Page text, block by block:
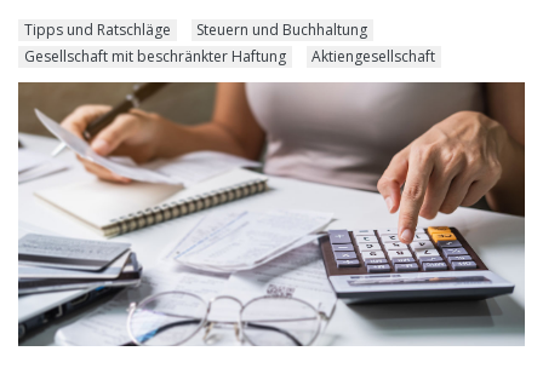
Tipps und Ratschläge
Steuern und Buchhaltung
Gesellschaft mit beschränkter Haftung
Aktiengesellschaft